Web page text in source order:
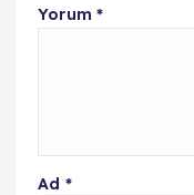
Yorum *
Ad *